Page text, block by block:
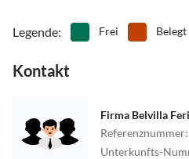
Legende: Frei Belegt
Kontakt
Firma Belvilla
Referenznummer:
Unterkunfts-